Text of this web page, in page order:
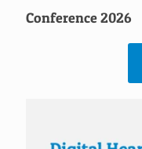
Conference 2026